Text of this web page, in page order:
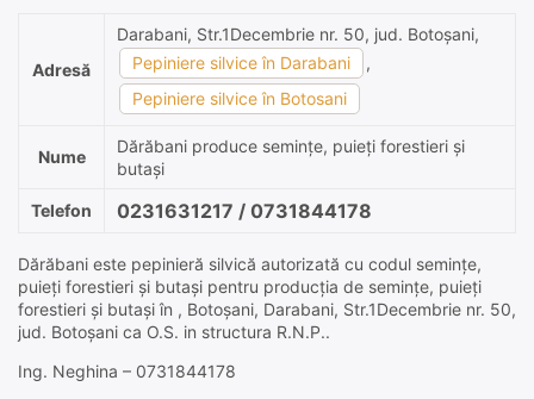
Adresă
Darabani, Str.1Decembrie nr. 50, jud. Botoşani,
Pepiniere silvice în Darabani
,
Pepiniere silvice în Botosani
Nume
Dărăbani produce semințe, puieți forestieri și
butași
Telefon 0231631217 / 0731844178
Dărăbani este pepinieră silvică autorizată cu codul semințe,
puieți forestieri și butași pentru producția de semințe, puieți
forestieri și butași în , Botoşani, Darabani, Str.1Decembrie nr. 50,
jud. Botoşani ca O.S. in structura R.N.P..
Ing. Neghina – 0731844178